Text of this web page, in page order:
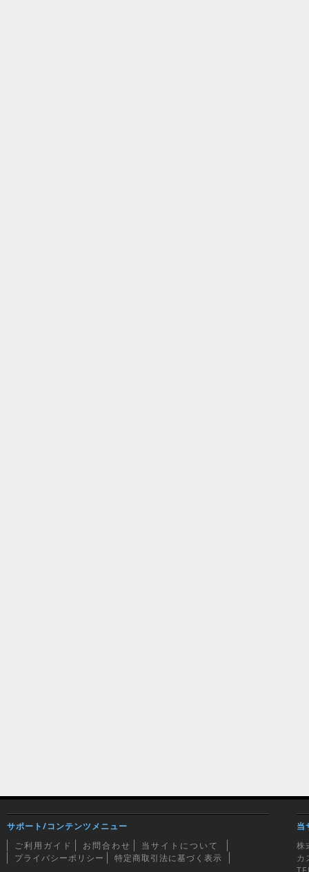
サポート/コンテンツメニュー
ご利用ガイド
お問合わせ
当サイトについて
プライバシーポリシー
特定商取引法に基づく表示
当
株
カ